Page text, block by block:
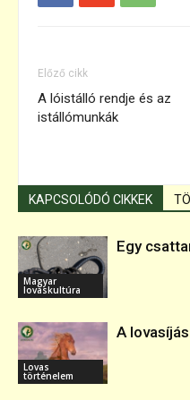
Előző cikk
A lóistálló rendje és az
istállómunkák
KAPCSOLÓDÓ CIKKEK
Magyar
lovaskultúra
Egy
Lovas
történelem
A